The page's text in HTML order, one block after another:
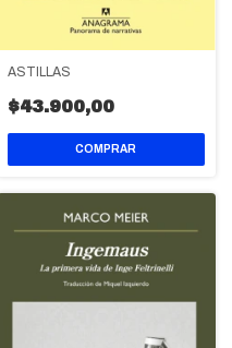
ASTILLAS
$43.900,00